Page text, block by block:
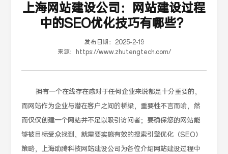
上海网站建设公司：网站建设过程
中的SEO优化技巧有哪些？
发布日期：
2025-2-19
来源：
https://www.zhutengtech.com/
拥有一个在线存在感对于任何企业来说都是十分重要的，
而网站作为企业与潜在客户之间的桥梁，重要性不言而喻，然
而仅仅创建一个网站并不足以吸引访问者；要确保您的网站能
够被目标受众找到，就需要实施有效的搜索引擎优化（SEO）
策略，上海助腾科技网站建设公司为各位介绍网站建设过程中